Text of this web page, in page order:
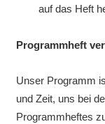
auf das Heft
Programmheft
Unser Programm
und Zeit, uns bei
Programmheftes